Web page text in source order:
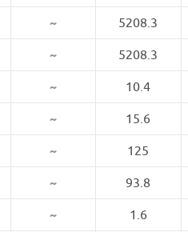
~ 5208.3
~ 5208.3
~ 10.4
~ 15.6
~ 125
~ 93.8
~ 1.6